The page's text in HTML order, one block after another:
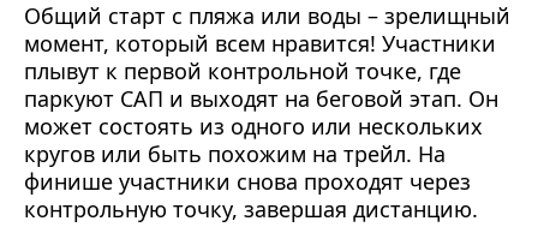
Общий старт с пляжа или воды – зрелищный
момент, который всем нравится! Участники
плывут к первой контрольной точке, где
паркуют САП и выходят на беговой этап. Он
может состоять из одного или нескольких
кругов или быть похожим на трейл. На
финише участники снова проходят через
контрольную точку, завершая дистанцию.